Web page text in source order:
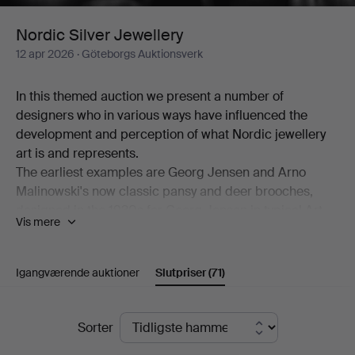
Nordic Silver Jewellery
12 apr 2026 · Göteborgs Auktionsverk
In this themed auction we present a number of
designers who in various ways have influenced the
development and perception of what Nordic jewellery
art is and represents.
The earliest examples are Georg Jensen and Arno
Malinowski's now classic pansy and deer brooches,
Nouveau and Art Deco style.
Bülow-Hübe in collaboration with Georg Jensen. Her
design was pioneering in its functional elegance and
contemporary and subsequent artists across the Nordic
Vis mere
Igangværende auktioner Slutpriser(71)
SlutpriserSorter